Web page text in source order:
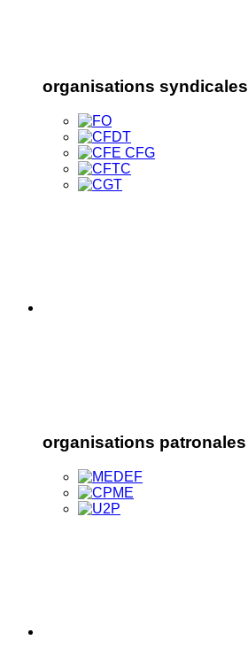
organisations syndicales
organisations patronales